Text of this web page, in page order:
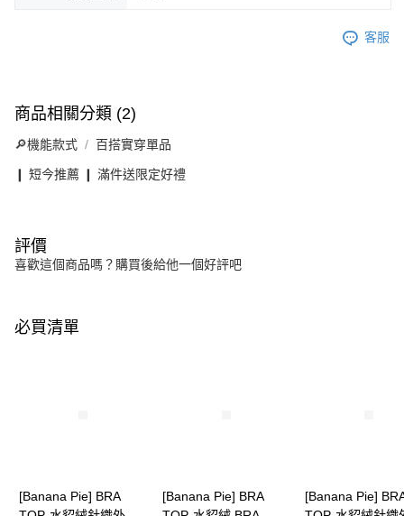
客服
商品相關分類 (2)
🔎機能款式 百搭實穿單品
❙ 短今推薦 ❙ 滿件送限定好禮
評價
喜歡這個商品嗎？購買後給他一個好評吧
必買清單
[Banana Pie] BRA
[Banana Pie] BRA
[Banana Pie]